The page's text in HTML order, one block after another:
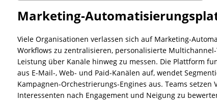
Marketing-
Viele Organisationen verlassen sich auf Marketing-
Workflows zu zentralisieren, personalisierte
Leistung über Kanäle hinweg zu messen. Die Plattform
aus E-Mail-, Web- und Paid-Kanälen auf, wendet
Kampagnen-Orchestrierungs-Engines aus. Teams
Interessenten nach Engagement und Neigung zu